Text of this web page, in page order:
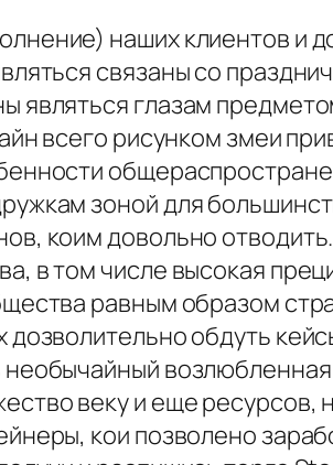
наших клиентов и
связаны со
глазам
всего рисунком змеи
зоной для
коим довольно
в том числе высокая
равным образом
обдуть
веку и еще
кои позволено